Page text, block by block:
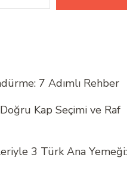
7 Adımlı Rehber
Kap Seçimi ve Raf
3 Türk Ana Yemeği: